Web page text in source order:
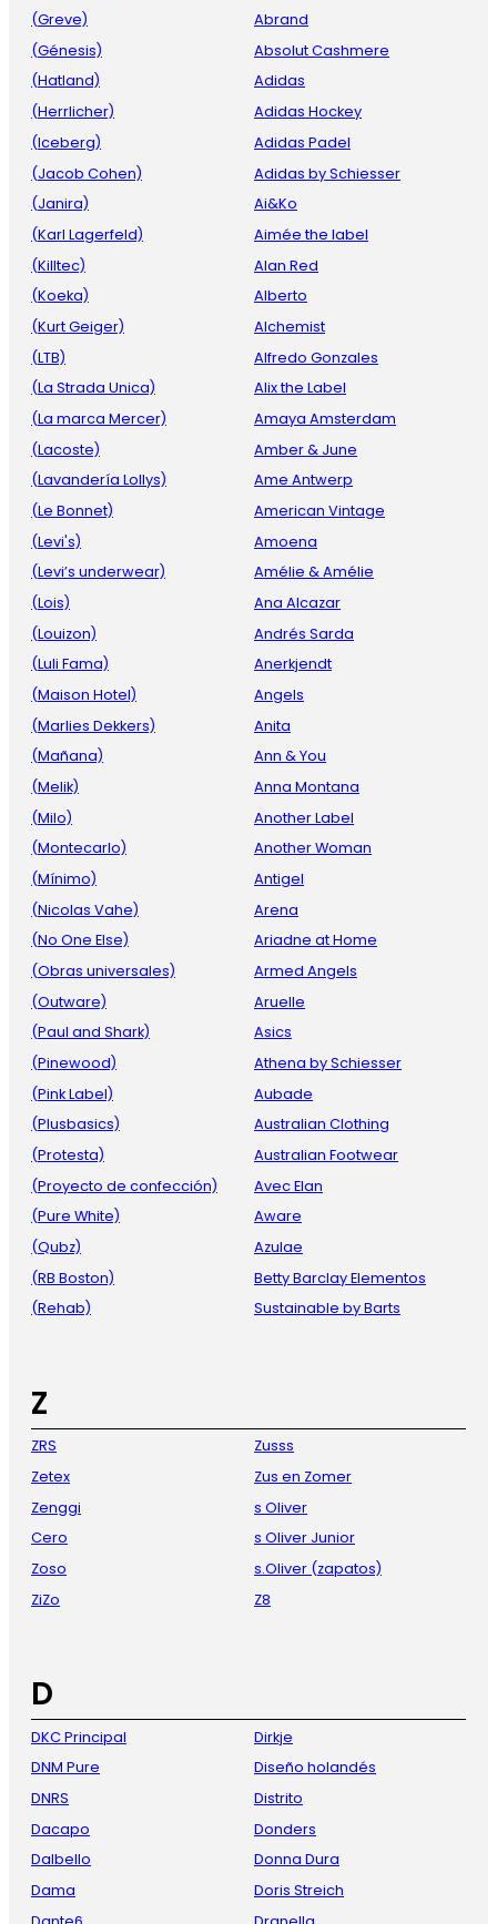
(Greve)
(Génesis)
(Hatland)
(Herrlicher)
(Iceberg)
(Jacob Cohen)
(Janira)
(Karl Lagerfeld)
(Killtec)
(Koeka)
(Kurt Geiger)
(LTB)
(La Strada Unica)
(La marca Mercer)
(Lacoste)
(Lavandería Lollys)
(Le Bonnet)
(Levi's)
(Levi’s underwear)
(Lois)
(Louizon)
(Luli Fama)
(Maison Hotel)
(Marlies Dekkers)
(Mañana)
(Melik)
(Milo)
(Montecarlo)
(Mínimo)
(Nicolas Vahe)
(No One Else)
(Obras universales)
(Outware)
(Paul and Shark)
(Pinewood)
(Pink Label)
(Plusbasics)
(Protesta)
(Proyecto de confección)
(Pure White)
(Qubz)
(RB Boston)
(Rehab)
Abrand
Absolut Cashmere
Adidas
Adidas Hockey
Adidas Padel
Adidas by Schiesser
Ai&Ko
Aimée the label
Alan Red
Alberto
Alchemist
Alfredo Gonzales
Alix the Label
Amaya Amsterdam
Amber & June
Ame Antwerp
American Vintage
Amoena
Amélie & Amélie
Ana Alcazar
Andrés Sarda
Anerkjendt
Angels
Anita
Ann & You
Anna Montana
Another Label
Another Woman
Antigel
Arena
Ariadne at Home
Armed Angels
Aruelle
Asics
Athena by Schiesser
Aubade
Australian Clothing
Australian Footwear
Avec Elan
Aware
Azulae
Betty Barclay Elementos
Sustainable by Barts
Z
ZRS
Zetex
Zenggi
Cero
Zoso
ZiZo
Zusss
Zus en Zomer
s Oliver
s Oliver Junior
s.Oliver (zapatos)
Z8
D
DKC Principal
DNM Pure
DNRS
Dacapo
Dalbello
Dama
Dirkje
Diseño holandés
Distrito
Donders
Donna Dura
Doris Streich